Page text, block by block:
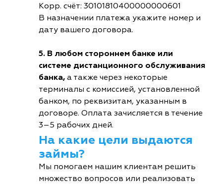
Корр. счёт: 30101810400000000601
В назначении платежа укажите номер и
дату вашего договора.
5. В любом стороннем банке или
системе дистанционного обслуживания
банка, а также через некоторые
терминалы с комиссией, установленной
банком, по реквизитам, указанным в
договоре. Оплата зачисляется в течение
3–5 рабочих дней.
На какие цели выдаются
займы?
Мы помогаем нашим клиентам решить
множество вопросов или реализовать